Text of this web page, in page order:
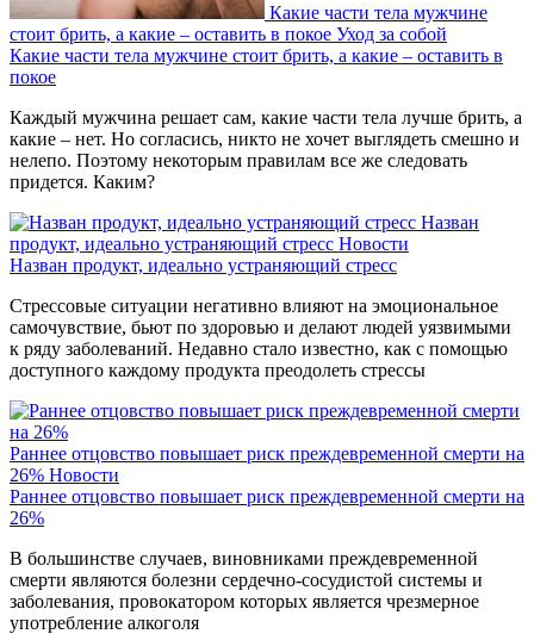
Какие части тела мужчине
стоит брить, а какие – оставить в покое Уход за собой
Какие части тела мужчине стоит брить, а какие – оставить в
покое
Каждый мужчина решает сам, какие части тела лучше брить, а
какие – нет. Но согласись, никто не хочет выглядеть смешно и
нелепо. Поэтому некоторым правилам все же следовать
придется. Каким?
Назван
продукт, идеально устраняющий стресс Новости
Назван продукт, идеально устраняющий стресс
Стрессовые ситуации негативно влияют на эмоциональное
самочувствие, бьют по здоровью и делают людей уязвимыми
к ряду заболеваний. Недавно стало известно, как с помощью
доступного каждому продукта преодолеть стрессы
Раннее отцовство повышает риск преждевременной смерти на
26% Новости
Раннее отцовство повышает риск преждевременной смерти на
26%
В большинстве случаев, виновниками преждевременной
смерти являются болезни сердечно-сосудистой системы и
заболевания, провокатором которых является чрезмерное
употребление алкоголя